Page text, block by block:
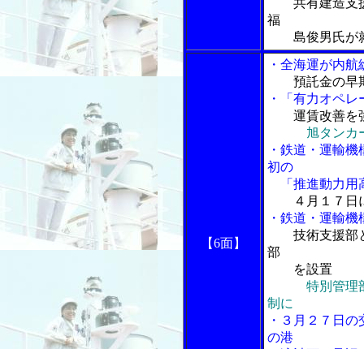
共有建造支
福
島俊男氏が
【6面】
・全海運が内
預託金の早
・「有力オペ
運賃改善を
旭タン
・鉄道・運輸
初の
「推進動力用
４月１７日
・鉄道・運輸
技術支援部
部
を設置
特別管理
制に
・３月２７日
の港